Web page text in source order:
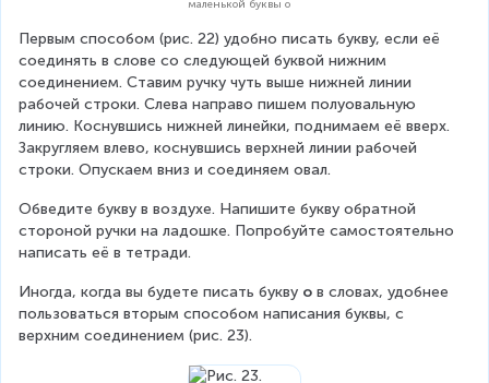
маленькой буквы о
Первым способом (рис. 22) удобно писать букву, если её
соединять в слове со следующей буквой нижним
соединением. Ставим ручку чуть выше нижней линии
рабочей строки. Слева направо пишем полуовальную
линию. Коснувшись нижней линейки, поднимаем её вверх.
Закругляем влево, коснувшись верхней линии рабочей
строки. Опускаем вниз и соединяем овал.
Обведите букву в воздухе. Напишите букву обратной
стороной ручки на ладошке. Попробуйте самостоятельно
написать её в тетради.
Иногда, когда вы будете писать букву о в словах, удобнее
пользоваться вторым способом написания буквы, с
верхним соединением (рис. 23).